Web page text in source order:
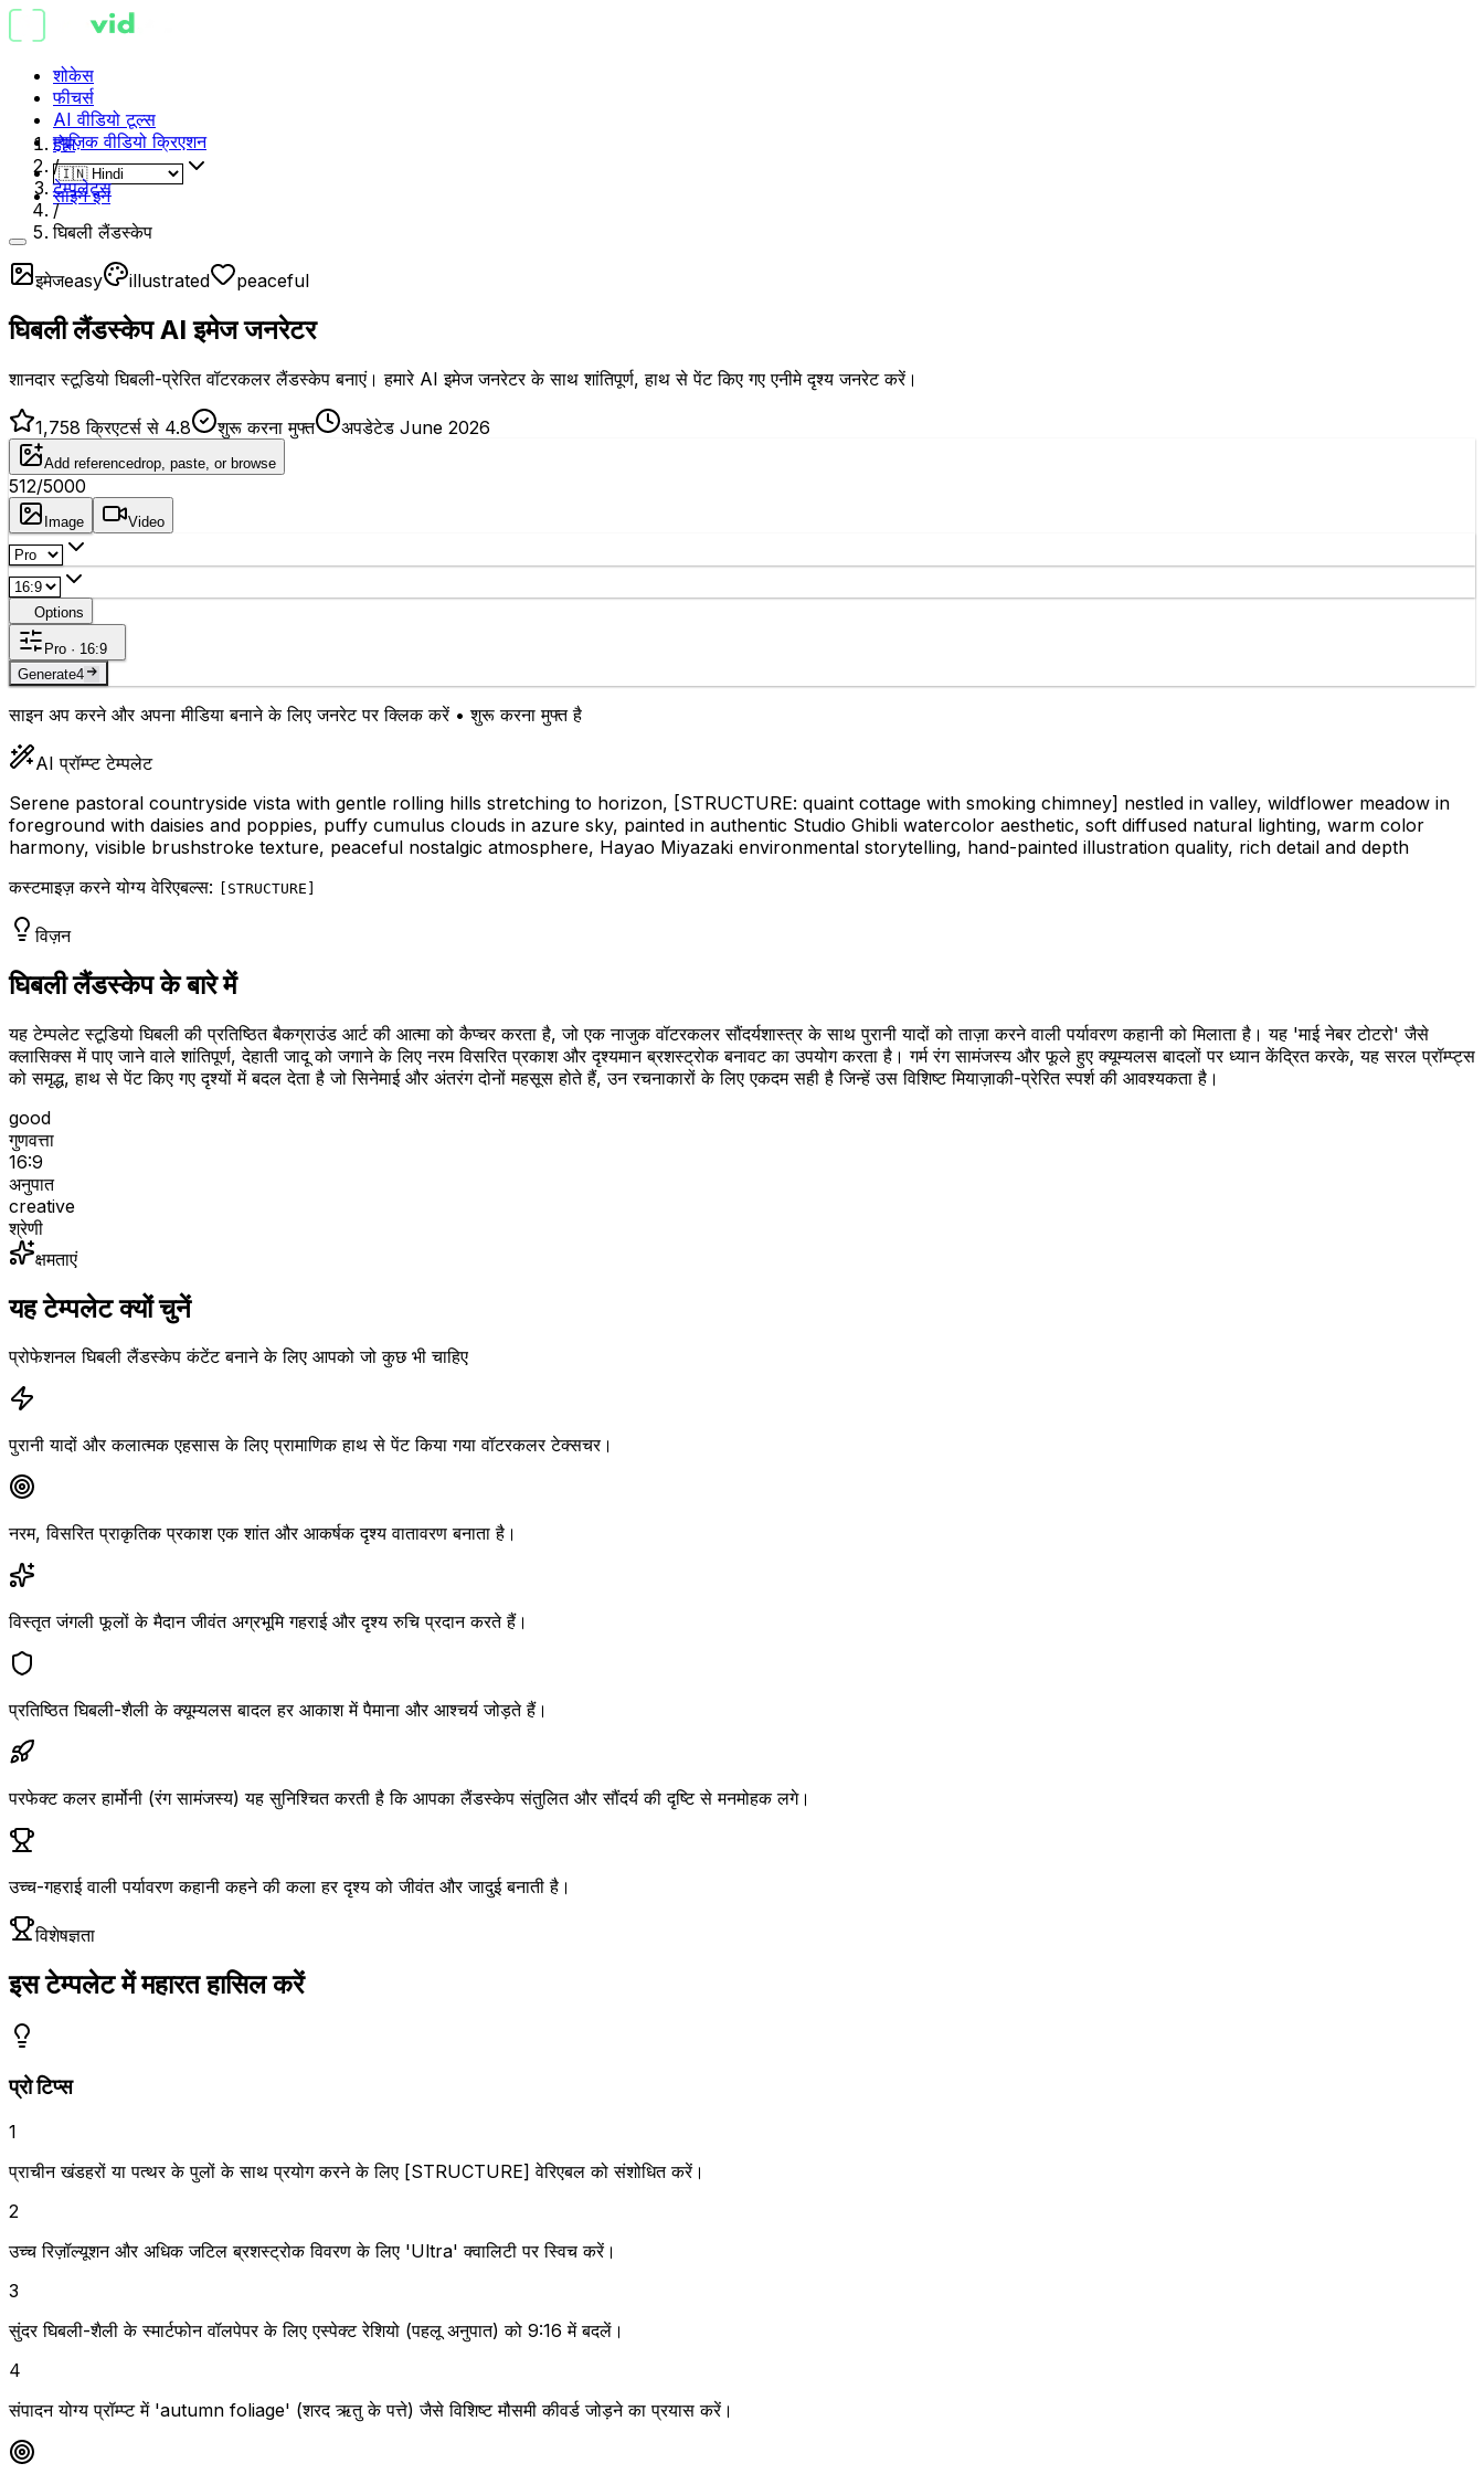
शोकेस
फीचर्स
AI वीडियो टूल्स
म्यूज़िक वीडियो क्रिएशन
साइन इन
होम
/
टेम्पलेट्स
/
घिबली लैंडस्केप
इमेजeasy illustrated peaceful
घिबली लैंडस्केप AI इमेज जनरेटर
शानदार स्टूडियो घिबली-प्रेरित वॉटरकलर लैंडस्केप बनाएं। हमारे AI इमेज जनरेटर के साथ शांतिपूर्ण, हाथ से पेंट किए गए एनीमे दृश्य जनरेट करें।
1,758 क्रिएटर्स से 4.8 शुरू करना मुफ्त अपडेटेड June 2026
Add referencedrop, paste, or browse
512/5000
Image Video
Options
Pro · 16:9
Generate4
साइन अप करने और अपना मीडिया बनाने के लिए जनरेट पर क्लिक करें • शुरू करना मुफ्त है
AI प्रॉम्प्ट टेम्पलेट
Serene pastoral countryside vista with gentle rolling hills stretching to horizon, [STRUCTURE: quaint cottage with smoking chimney] nestled in valley, wildflower meadow in
foreground with daisies and poppies, puffy cumulus clouds in azure sky, painted in authentic Studio Ghibli watercolor aesthetic, soft diffused natural lighting, warm color
harmony, visible brushstroke texture, peaceful nostalgic atmosphere, Hayao Miyazaki environmental storytelling, hand-painted illustration quality, rich detail and depth
कस्टमाइज़ करने योग्य वेरिएबल्स:
STRUCTURE
विज़न
घिबली लैंडस्केप के बारे में
यह टेम्पलेट स्टूडियो घिबली की प्रतिष्ठित बैकग्राउंड आर्ट की आत्मा को कैप्चर करता है, जो एक नाजुक वॉटरकलर सौंदर्यशास्त्र के साथ पुरानी यादों को ताज़ा करने वाली पर्यावरण कहानी को मिलाता है। यह 'माई नेबर टोटरो' जैसे
क्लासिक्स में पाए जाने वाले शांतिपूर्ण, देहाती जादू को जगाने के लिए नरम विसरित प्रकाश और दृश्यमान ब्रशस्ट्रोक बनावट का उपयोग करता है। गर्म रंग सामंजस्य और फूले हुए क्यूम्यलस बादलों पर ध्यान केंद्रित करके, यह सरल प्रॉम्प्ट्स
को समृद्ध, हाथ से पेंट किए गए दृश्यों में बदल देता है जो सिनेमाई और अंतरंग दोनों महसूस होते हैं, उन रचनाकारों के लिए एकदम सही है जिन्हें उस विशिष्ट मियाज़ाकी-प्रेरित स्पर्श की आवश्यकता है।
good
गुणवत्ता
16:9
अनुपात
creative
श्रेणी
क्षमताएं
यह टेम्पलेट क्यों चुनें
प्रोफेशनल घिबली लैंडस्केप कंटेंट बनाने के लिए आपको जो कुछ भी चाहिए
पुरानी यादों और कलात्मक एहसास के लिए प्रामाणिक हाथ से पेंट किया गया वॉटरकलर टेक्सचर।
नरम, विसरित प्राकृतिक प्रकाश एक शांत और आकर्षक दृश्य वातावरण बनाता है।
विस्तृत जंगली फूलों के मैदान जीवंत अग्रभूमि गहराई और दृश्य रुचि प्रदान करते हैं।
प्रतिष्ठित घिबली-शैली के क्यूम्यलस बादल हर आकाश में पैमाना और आश्चर्य जोड़ते हैं।
परफेक्ट कलर हार्मोनी (रंग सामंजस्य) यह सुनिश्चित करती है कि आपका लैंडस्केप संतुलित और सौंदर्य की दृष्टि से मनमोहक लगे।
उच्च-गहराई वाली पर्यावरण कहानी कहने की कला हर दृश्य को जीवंत और जादुई बनाती है।
विशेषज्ञता
इस टेम्पलेट में महारत हासिल करें
प्रो टिप्स
1
प्राचीन खंडहरों या पत्थर के पुलों के साथ प्रयोग करने के लिए [STRUCTURE] वेरिएबल को संशोधित करें।
2
उच्च रिज़ॉल्यूशन और अधिक जटिल ब्रशस्ट्रोक विवरण के लिए 'Ultra' क्वालिटी पर स्विच करें।
3
सुंदर घिबली-शैली के स्मार्टफोन वॉलपेपर के लिए एस्पेक्ट रेशियो (पहलू अनुपात) को 9:16 में बदलें।
4
संपादन योग्य प्रॉम्प्ट में 'autumn foliage' (शरद ऋतु के पत्ते) जैसे विशिष्ट मौसमी कीवर्ड जोड़ने का प्रयास करें।